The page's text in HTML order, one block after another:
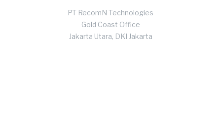
PT RecomN Technologies
Gold Coast Office
Jakarta Utara, DKI Jakarta